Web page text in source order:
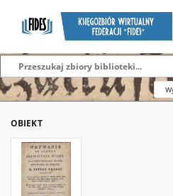
OBIEKT